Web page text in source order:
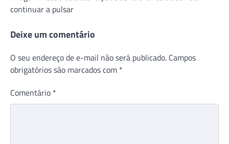
Post
continuar a pulsar
Deixe um comentário
O seu endereço de e-mail não será publicado. Campos
obrigatórios são marcados com *
Comentário *